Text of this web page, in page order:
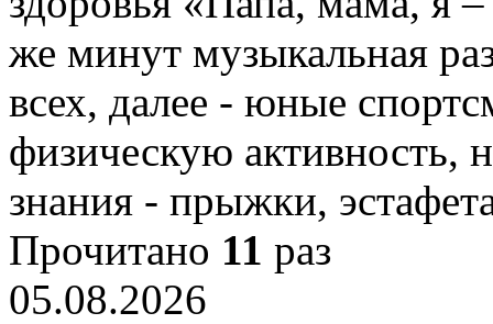
же минут музыкальная
всех, далее - юные
физическую активность,
знания - прыжки,
Прочитано 11 раз
05.08.2026